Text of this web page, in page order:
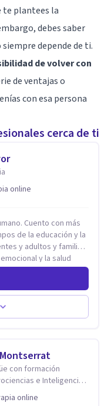
te plantees la
debes saber
depende de ti.
de volver con
de ventajas o
con esa persona
cerca de ti
online
Cuento con más
de la educación y la
y adultos y familias
y la salud
plena y con
cuando
nuestro mundo
experiencias influyen
y el respeto por el
y herramientas
en trauma para
conflictos internos,
nuevas
con formación
e Inteligencia
online